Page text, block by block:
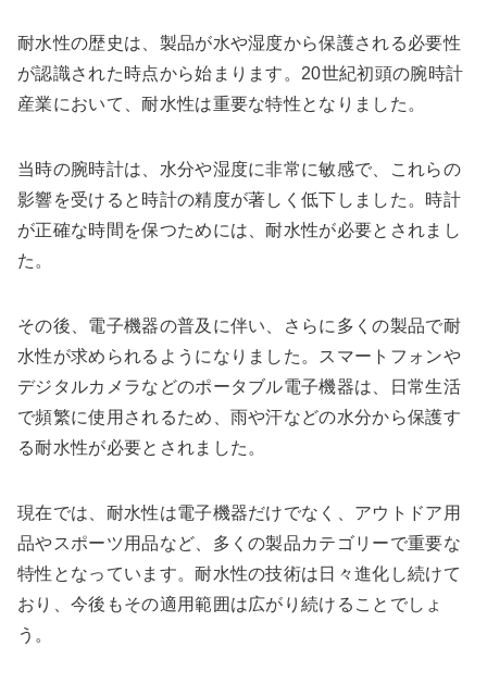
耐水性の歴史は、製品が水や湿度から保護される必要性
が認識された時点から始まります。20世紀初頭の腕時計
産業において、耐水性は重要な特性となりました。
当時の腕時計は、水分や湿度に非常に敏感で、これらの
影響を受けると時計の精度が著しく低下しました。時計
が正確な時間を保つためには、耐水性が必要とされまし
た。
その後、電子機器の普及に伴い、さらに多くの製品で耐
水性が求められるようになりました。スマートフォンや
デジタルカメラなどのポータブル電子機器は、日常生活
で頻繁に使用されるため、雨や汗などの水分から保護す
る耐水性が必要とされました。
現在では、耐水性は電子機器だけでなく、アウトドア用
品やスポーツ用品など、多くの製品カテゴリーで重要な
特性となっています。耐水性の技術は日々進化し続けて
おり、今後もその適用範囲は広がり続けることでしょ
う。